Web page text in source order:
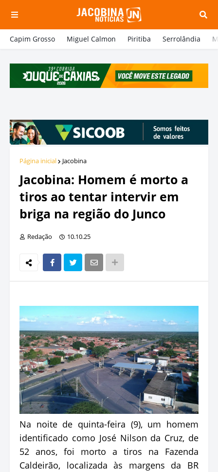
Capim Grosso Miguel Calmon Piritiba Serrolândia
Página inicial Jacobina
Jacobina: Homem é morto a
tiros ao tentar intervir em
briga na região do Junco
Redação 10.10.25
Na noite de quinta-feira (9), um homem
identificado como José Nilson da Cruz, de
52 anos, foi morto a tiros na Fazenda
Caldeirão, localizada às margens da BR